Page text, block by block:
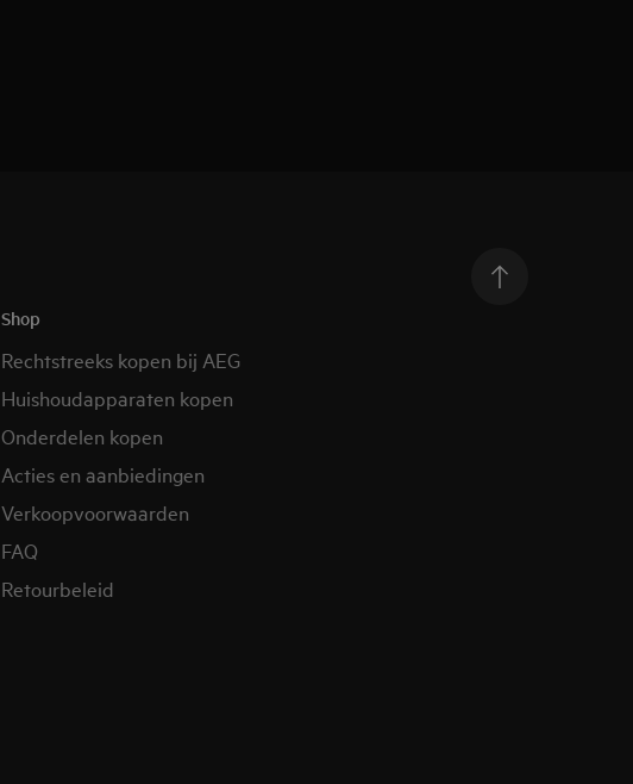
Shop
Rechtstreeks kopen bij AEG
Huishoudapparaten kopen
Onderdelen kopen
Acties en aanbiedingen
Verkoopvoorwaarden
FAQ
Retourbeleid